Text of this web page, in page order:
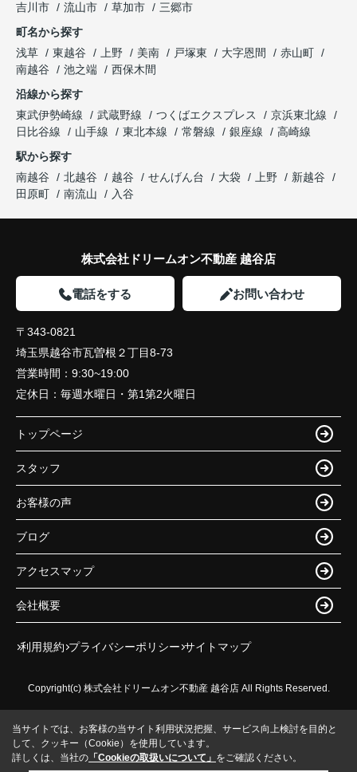
吉川市
流山市 草加市
三郷市
町名から探す
浅草
東越谷 上野 美南 戸塚東 大字恩間
赤山町
南越谷
池之端
西保木間
沿線から探す
東武伊勢崎線
武蔵野線 つくばエクスプレス
京浜東北線
日比谷線
山手線 東北本線 常磐線 銀座線
高崎線
駅から探す
南越谷
北越谷 越谷 せんげん台 大袋 上野
新越谷
田原町
南流山 入谷
株式会社ドリームオン不動産 越谷店
電話をする お問い合わせ
〒343-0821
埼玉県越谷市瓦曽根２丁目8-73
営業時間： 9:30~19:00
定休日： 毎週水曜日・第1第2火曜日
トップページ
スタッフ
お客様の声
ブログ
アクセスマップ
会社概要
利用規約 プライバシーポリシー サイトマップ
Copyright(c) 株式会社ドリームオン不動産 越谷店 All Rights Reserved.
当サイトでは、お客様の当サイト利用状況把握、サービス向上検討を目的と
して、クッキー（Cookie）を使用しています。
詳しくは、当社の 「Cookieの取扱いについて」 をご確認ください。